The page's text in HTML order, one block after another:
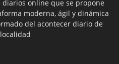
diarios online que se propone
moderna, ágil y dinámica
del acontecer diario de